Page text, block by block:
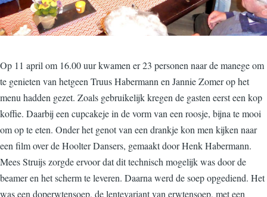
Op 11 april om 16.00 uur kwamen er 23 personen naar de manege om
te genieten van hetgeen Truus Habermann en Jannie Zomer op het
menu hadden gezet. Zoals gebruikelijk kregen de gasten eerst een kop
koffie. Daarbij een cupcakeje in de vorm van een roosje, bijna te mooi
om op te eten. Onder het genot van een drankje kon men kijken naar
een film over de Hoolter Dansers, gemaakt door Henk Habermann.
Mees Struijs zorgde ervoor dat dit technisch mogelijk was door de
beamer en het scherm te leveren. Daarna werd de soep opgediend. Het
was een doperwtensoep, de lentevariant van erwtensoep, met een